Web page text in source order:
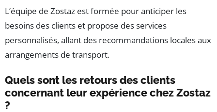
L’équipe de Zostaz est formée pour anticiper les
besoins des clients et propose des services
personnalisés, allant des recommandations locales aux
arrangements de transport.
Quels sont les retours des clients
concernant leur expérience chez Zostaz
?